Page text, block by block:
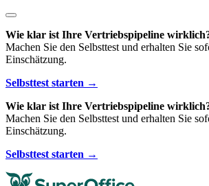
Wie klar ist Ihre Vertriebspipeline
Machen Sie den Selbsttest und erhalten Sie
Einschätzung.
Selbsttest starten →
Wie klar ist Ihre Vertriebspipeline
Machen Sie den Selbsttest und erhalten Sie
Einschätzung.
Selbsttest starten →